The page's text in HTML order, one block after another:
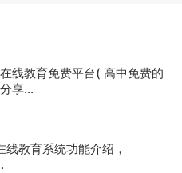
线教育免费平台( 高中免费的
享...
线教育系统功能介绍，